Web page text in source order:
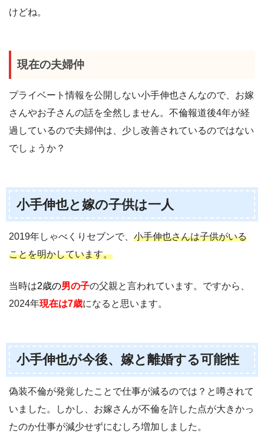
けどね。
現在の夫婦仲
プライベート情報を公開しない小手伸也さんなので、お嫁
さんやお子さんの話を全然しません。不倫報道後4年が経
過しているので夫婦仲は、少し改善されているのではない
でしょうか？
小手伸也と嫁の子供は一人
2019年しゃべくりセブンで、 小手伸也さんは子供がいる
ことを明かしています。
当時は2歳の男の子の父親と言われています。ですから、
2024年現在は7歳になると思います。
小手伸也が今後、嫁と離婚する可能性
偽装不倫が発覚したことで仕事が減るのでは？と噂されて
いました。しかし、お嫁さんが不倫を許した点が大きかっ
たのか仕事が減少せずにむしろ増加しました。